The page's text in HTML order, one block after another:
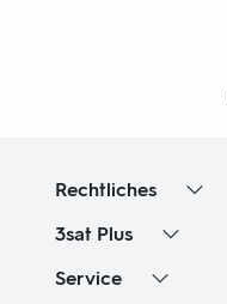
Rechtliches
3sat Plus
Service